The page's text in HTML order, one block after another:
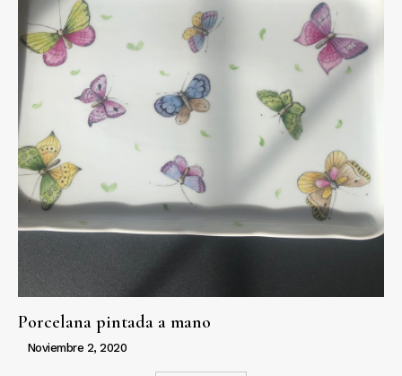
Porcelana pintada a mano
Noviembre 2, 2020